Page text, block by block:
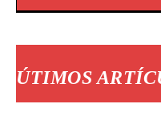
ÚTIMOS